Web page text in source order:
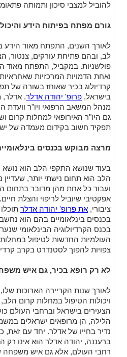
להוביל למצבי סיכון ותמותה
גורם מפתח בפיתוח הידע
לאורך השנים, התפתח מאוד הידע
לב, ובהם פתיחת עורקים, צנטור,
פולשניות. במקביל, התפתח מאוד
ואחת הדמויות המרכזיות
קרדיולוג בכיר שאוחז בשורה של
בישראל, פרופ' יהודה אדלר. אדלר,
מנהל המשאב הרפואי ויו"ר
גם היו"ר האירופאי למחלות קרום
תפקיד חשוב בקידום מעמדה של
מרצה מבוקש בכנסים
בעוד שנושא התקפי הלב הוא נושא
הלב הוא תחום נישתי יותר,
ועבור כל אחת מהן מדובר בתחום
אפקטיבי שיוביל לריפוי והצלת
ציבורי, את פרופ' יהודה אדלר
בכנסים בינלאומיים בהם הוא
בכנס הקרדיולוגיה הבינלאומי
העולמיות החדשות לטיפול
צפויות להפוך לסטנדרט בקרב
לא רק רופא בכיר, גם איש
לאורך שנות הקריירה הארוכות
ויכולות הטיפול במחלות קרום הלב,
הצעירים בישראל וברחבי העולם
הלילה, הן מרופאים ישראלים
נדיר בחייו של אדלר. יחד עם
ברעננה, יהודה אדלר הוא אינו רק
רחבי העולם, אלא גם איש משפחה